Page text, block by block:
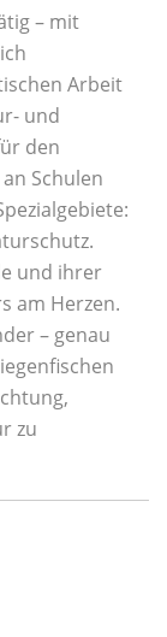
– mit
Arbeit
und
den
Schulen
und ihrer
am Herzen.
– genau
zu